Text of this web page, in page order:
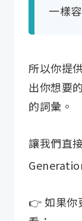
一樣
所以你提
出你想要
的詞彙。
讓我們直
👉 如果你